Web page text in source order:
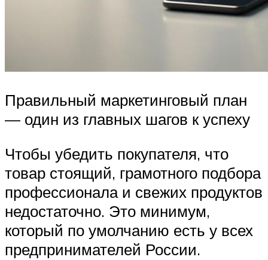
Правильный маркетинговый план
— один из главных шагов к успеху
Чтобы убедить покупателя, что
товар стоящий, грамотного подбора
профессионала и свежих продуктов
недостаточно. Это минимум,
который по умолчанию есть у всех
предпринимателей России.